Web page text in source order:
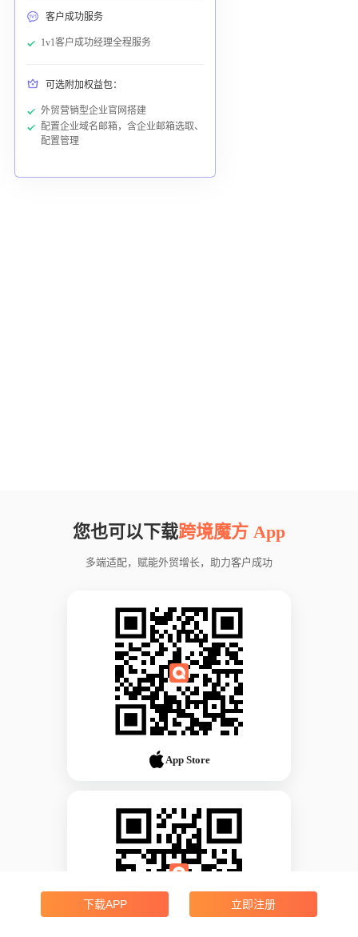
客户成功服务
1v1客户成功经理全程服务
可选附加权益包：
外贸营销型企业官网搭建
配置企业域名邮箱，含企业邮箱选取、
配置管理
您也可以下载跨境魔方 App
多端适配，赋能外贸增长，助力客户成功
App Store
下载APP 立即注册